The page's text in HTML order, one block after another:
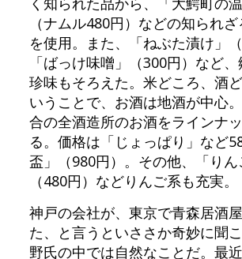
（ナムル480円）などの知られ
を使用。また、「ねぶた漬け」（
「ばっけ味噌」（300円）など
珍味もそろえた。米どころ、酒
いうことで、お酒は地酒が中心
合の全酒造所のお酒をラインナ
る。価格は「じょっぱり」など
盃」（980円）。その他、「りん
（480円）などりんご系も充実。
神戸の会社が、東京で青森居酒
た、と言うといささか奇妙に聞
野氏の中では自然なことだ。最